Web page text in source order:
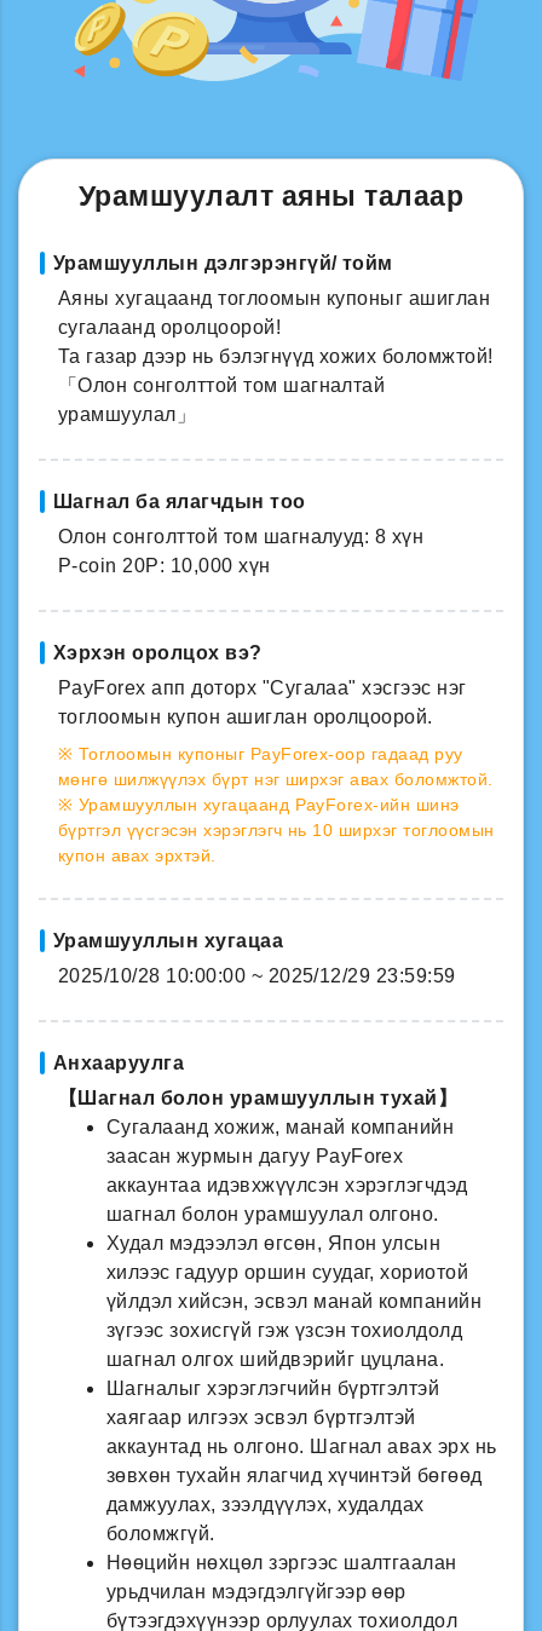
Урамшуулалт аяны талаар
Урамшууллын дэлгэрэнгүй/ тойм
Аяны хугацаанд тоглоомын купоныг ашиглан
сугалаанд оролцоорой!
Та газар дээр нь бэлэгнүүд хожих боломжтой!
「Олон сонголттой том шагналтай
урамшуулал」
Шагнал ба ялагчдын тоо
Олон сонголттой том шагналууд: 8 хүн
P-coin 20P: 10,000 хүн
Хэрхэн оролцох вэ?
PayForex апп доторх "Сугалаа" хэсгээс нэг
тоглоомын купон ашиглан оролцоорой.
※ Тоглоомын купоныг PayForex-оор гадаад руу
мөнгө шилжүүлэх бүрт нэг ширхэг авах боломжтой.
※ Урамшууллын хугацаанд PayForex-ийн шинэ
бүртгэл үүсгэсэн хэрэглэгч нь 10 ширхэг тоглоомын
купон авах эрхтэй.
Урамшууллын хугацаа
2025/10/28 10:00:00 ~ 2025/12/29 23:59:59
Анхааруулга
【Шагнал болон урамшууллын тухай】
Сугалаанд хожиж, манай компанийн
заасан журмын дагуу PayForex
аккаунтаа идэвхжүүлсэн хэрэглэгчдэд
шагнал болон урамшуулал олгоно.
Худал мэдээлэл өгсөн, Япон улсын
хилээс гадуур оршин суудаг, хориотой
үйлдэл хийсэн, эсвэл манай компанийн
зүгээс зохисгүй гэж үзсэн тохиолдолд
шагнал олгох шийдвэрийг цуцлана.
Шагналыг хэрэглэгчийн бүртгэлтэй
хаягаар илгээх эсвэл бүртгэлтэй
аккаунтад нь олгоно. Шагнал авах эрх нь
зөвхөн тухайн ялагчид хүчинтэй бөгөөд
дамжуулах, зээлдүүлэх, худалдах
боломжгүй.
Нөөцийн нөхцөл зэргээс шалтгаалан
урьдчилан мэдэгдэлгүйгээр өөр
бүтээгдэхүүнээр орлуулах тохиолдол